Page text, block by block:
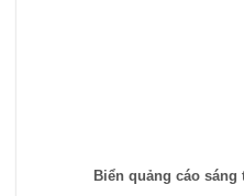
Biển quảng cáo